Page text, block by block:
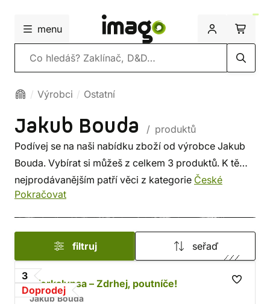
menu
Vyhledávání
Výrobci Ostatní
Jakub Bouda
/ produktů
Podívej se na naši nabídku zboží od výrobce Jakub
Bouda. Vybírat si můžeš z celkem 3 produktů. K těm
nejprodávanějším patří věci z kategorie České
a slovenské fantasy
Pokračovat
filtruj seřaď
3
Doprodej
Aforkalypsa – Zdrhej, poutníče!
Jakub Bouda